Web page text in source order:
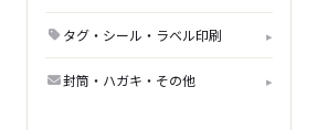
タグ・シール・ラベル印刷 ▸
封筒・ハガキ・その他 ▸